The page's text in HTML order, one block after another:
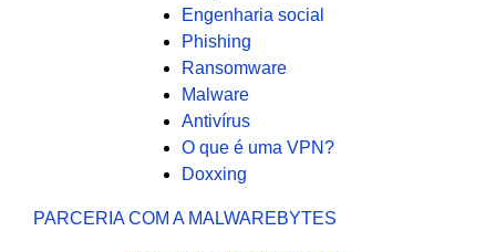
Engenharia social
Phishing
Ransomware
Malware
Antivírus
O que é uma VPN?
Doxxing
PARCERIA COM A MALWAREBYTES